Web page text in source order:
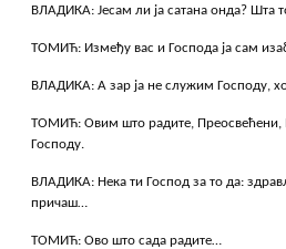
ВЛАДИКА: Јесам ли ја сатана онда? Шта
ТОМИЋ: Између вас и Господа ја сам
ВЛАДИКА: А зар ја не служим Господу,
ТОМИЋ: Овим што радите, Преосвећени,
Господу.
ВЛАДИКА: Нека ти Господ за то да:
причаш…
ТОМИЋ: Ово што сада радите…